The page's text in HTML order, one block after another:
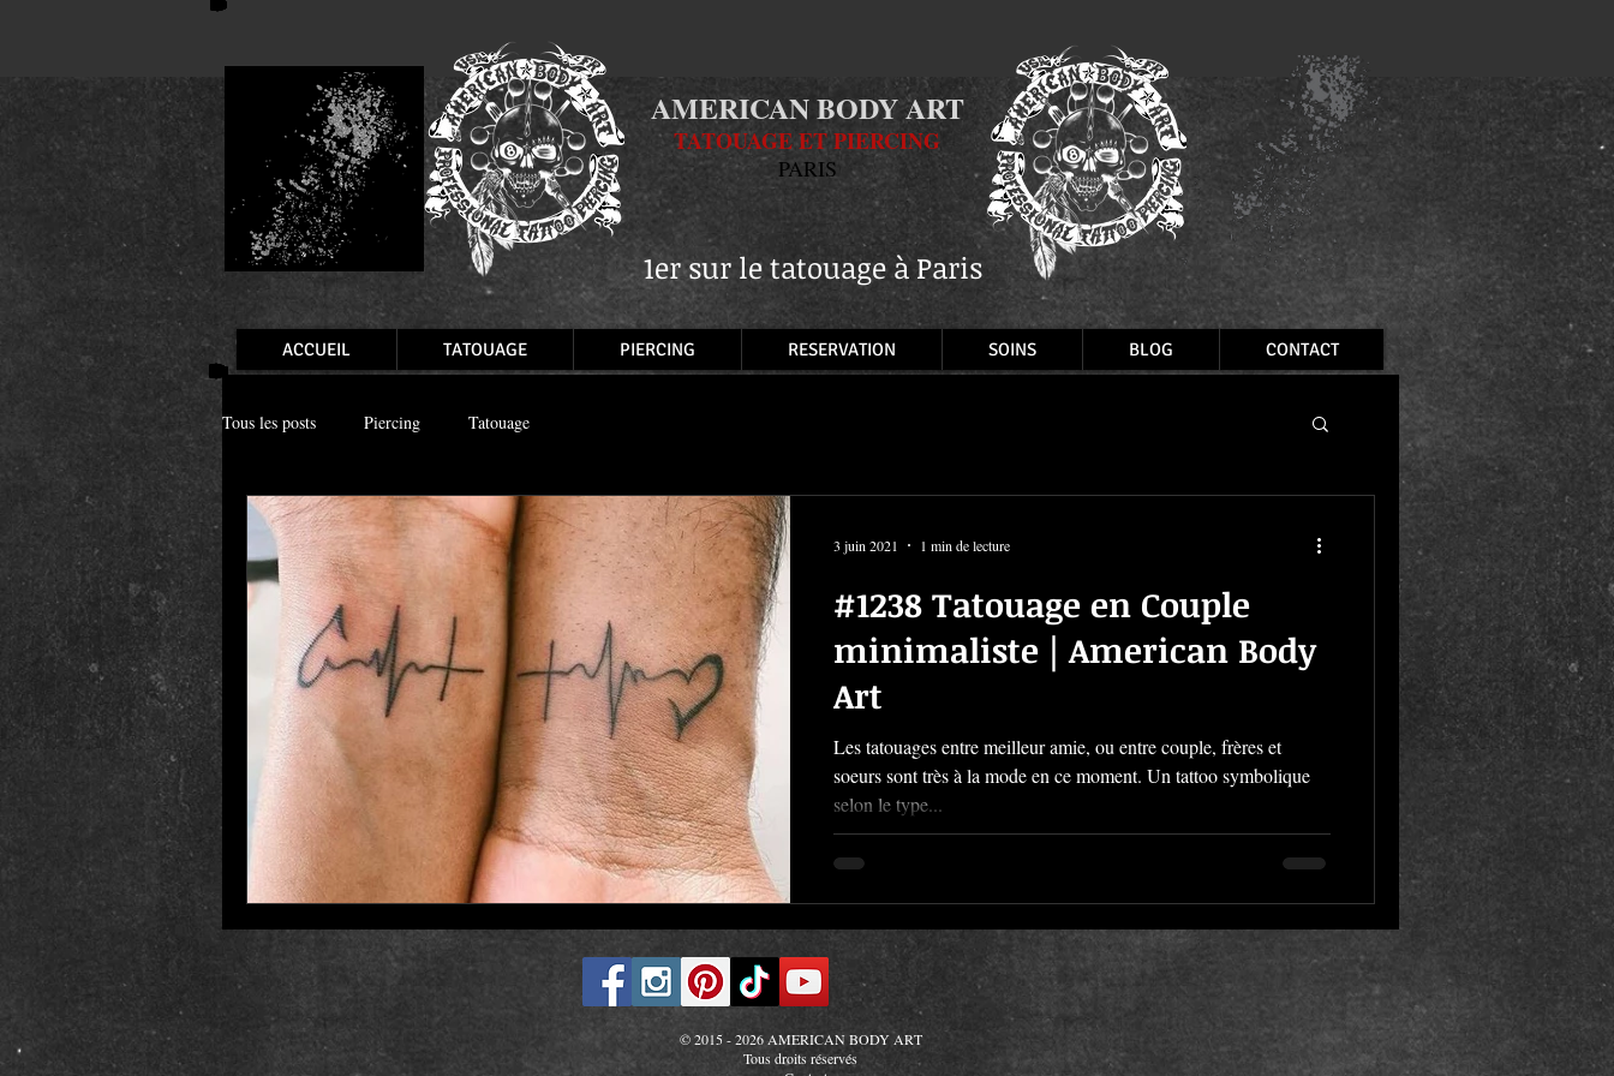
AMERICAN BODY ART
TATOUAGE ET PIERCING
PARIS
1er sur le tatouage à Paris
ACCUEIL TATOUAGE PIERCING RESERVATION SOINS BLOG CONTACT
Tous les posts Piercing Tatouage
#1238 Tatouage en Couple
minimaliste | American Body
Art
Les tatouages entre meilleur amie, ou entre couple, frères et
soeurs sont très à la mode en ce moment. Un tattoo symbolique
selon le type...
3 juin 2021 1 min de lecture
© 2015 - 2026 AMERICAN BODY ART
Tous droits réservés